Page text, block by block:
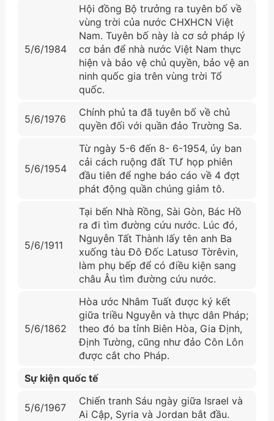
5/6/1984
Hội đồng Bộ trưởng ra tuyên bố về
vùng trời của nước CHXHCN Việt
Nam. Tuyên bố này là cơ sở pháp lý
cơ bản để nhà nước Việt Nam thực
hiện và bảo vệ chủ quyền, bảo vệ an
ninh quốc gia trên vùng trời Tổ
quốc.
5/6/1976
Chính phủ ta đã tuyên bố về chủ
quyền đối với quần đảo Trường Sa.
5/6/1954
Từ ngày 5-6 đến 8- 6-1954, ủy ban
cải cách ruộng đất TƯ họp phiên
đầu tiên để nghe báo cáo về 4 đợt
phát động quần chúng giảm tô.
5/6/1911
Tại bến Nhà Rồng, Sài Gòn, Bác Hồ
ra đi tìm đường cứu nước. Lúc đó,
Nguyễn Tất Thành lấy tên anh Ba
xuống tàu Đô Đốc Latusơ Tờrêvin,
làm phụ bếp để có điều kiện sang
châu Âu tìm đường cứu nước.
5/6/1862
Hòa ước Nhâm Tuất được ký kết
giữa triều Nguyễn và thực dân Pháp;
theo đó ba tỉnh Biên Hòa, Gia Định,
Định Tường, cũng như đảo Côn Lôn
được cắt cho Pháp.
Sự kiện quốc tế
5/6/1967
Chiến tranh Sáu ngày giữa Israel và
Ai Cập, Syria và Jordan bắt đầu.